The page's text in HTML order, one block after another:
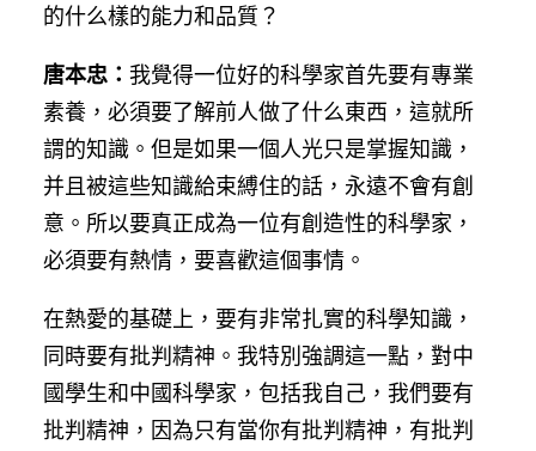
的什么樣的能力和品質？
唐本忠： 我覺得一位好的科學家首先要有專業
素養，必須要了解前人做了什么東西，這就所
謂的知識。但是如果一個人光只是掌握知識，
并且被這些知識給束縛住的話，永遠不會有創
意。所以要真正成為一位有創造性的科學家，
必須要有熱情，要喜歡這個事情。
在熱愛的基礎上，要有非常扎實的科學知識，
同時要有批判精神。我特別強調這一點，對中
國學生和中國科學家，包括我自己，我們要有
批判精神，因為只有當你有批判精神，有批判